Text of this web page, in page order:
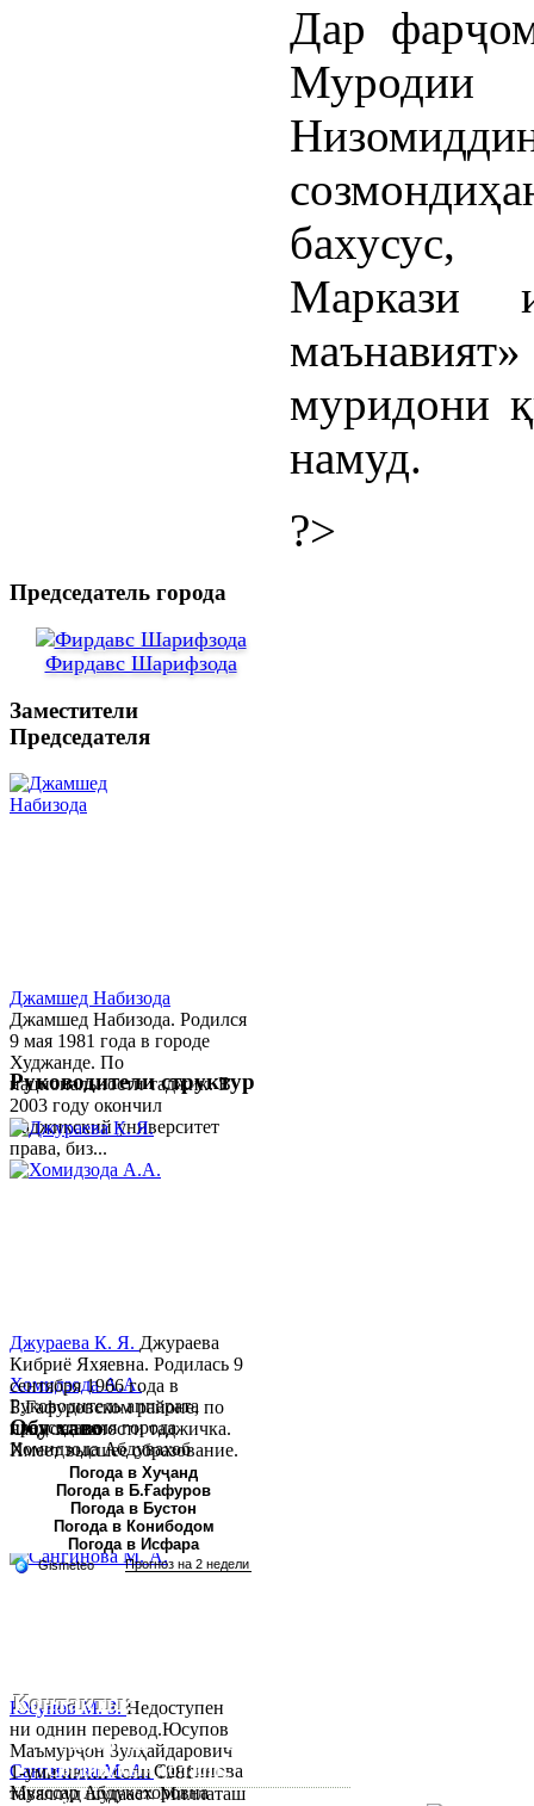
Дар
бахусус,
Маркази
муридони
намуд.
?>
Председатель города
Фирдавс Шарифзода
Заместители
Председателя
Джамшед Набизода
Джамшед Набизода. Родился
9 мая 1981 года в городе
Худжанде. По
национальности таджик. В
2003 году окончил
Таджикский университет
права, биз...
Хомидзода А.А.
Руководитель аппарата
председателя города
Хомидзода Абдувахоб
Абдумаджид родился 8
июня 1978 года в городе
Худжанде. По
национальности...
Сангинова М. А.Сангинова
Муяссар Абдукахоровна
Руководители структур
Джураева К. Я. Джураева
Кибриё Яхяевна. Родилась 9
сентября 1966 года в
Б.Гафуровском районе, по
национальности таджичка.
Имеет высшее образование.
В 1997 ...
Юсупов М. З.Недоступен
ни однин перевод.Юсупов
Маъмурҷон Зулҳайдарович
1-уми июни соли 1981
таваллуд шудааст. Миллаташ
Обу хаво
Погода в Хуҷанд
Погода в Б.Ғафуров
Погода в Бустон
Погода в Конибодом
Погода в Исфара
Контакты:
Республика Таджикистан,
Согдийскый область,